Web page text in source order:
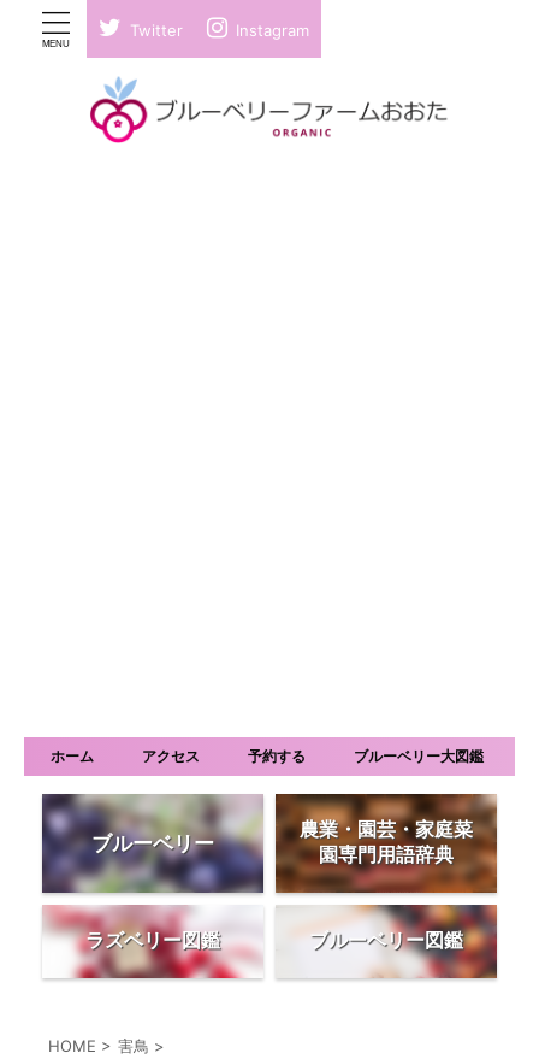
Twitter Instagram
ホーム アクセス 予約する ブルーベリー大図鑑
ブルーベリー
農業・園芸・家庭菜
園専門用語辞典
ラズベリー図鑑 ブルーベリー図鑑
HOME > 害鳥 >